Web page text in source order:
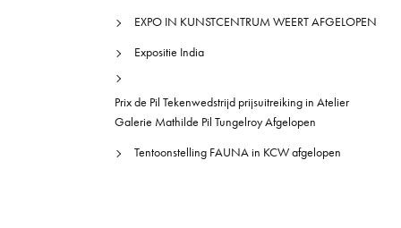
EXPO IN KUNSTCENTRUM WEERT AFGELOPEN
Expositie India
Prix de Pil Tekenwedstrijd prijsuitreiking in Atelier
Galerie Mathilde Pil Tungelroy Afgelopen
Tentoonstelling FAUNA in KCW afgelopen